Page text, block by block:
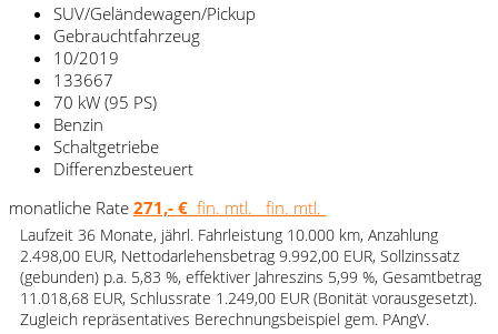
SUV/Geländewagen/Pickup
Gebrauchtfahrzeug
10/2019
133667
70 kW (95 PS)
Benzin
Schaltgetriebe
Differenzbesteuert
monatliche Rate 271,- € fin. mtl. fin. mtl.
Laufzeit 36 Monate, jährl. Fahrleistung 10.000 km, Anzahlung
2.498,00 EUR, Nettodarlehensbetrag 9.992,00 EUR, Sollzinssatz
(gebunden) p.a. 5,83 %, effektiver Jahreszins 5,99 %, Gesamtbetrag
11.018,68 EUR, Schlussrate 1.249,00 EUR (Bonität vorausgesetzt).
Zugleich repräsentatives Berechnungsbeispiel gem. PAngV.